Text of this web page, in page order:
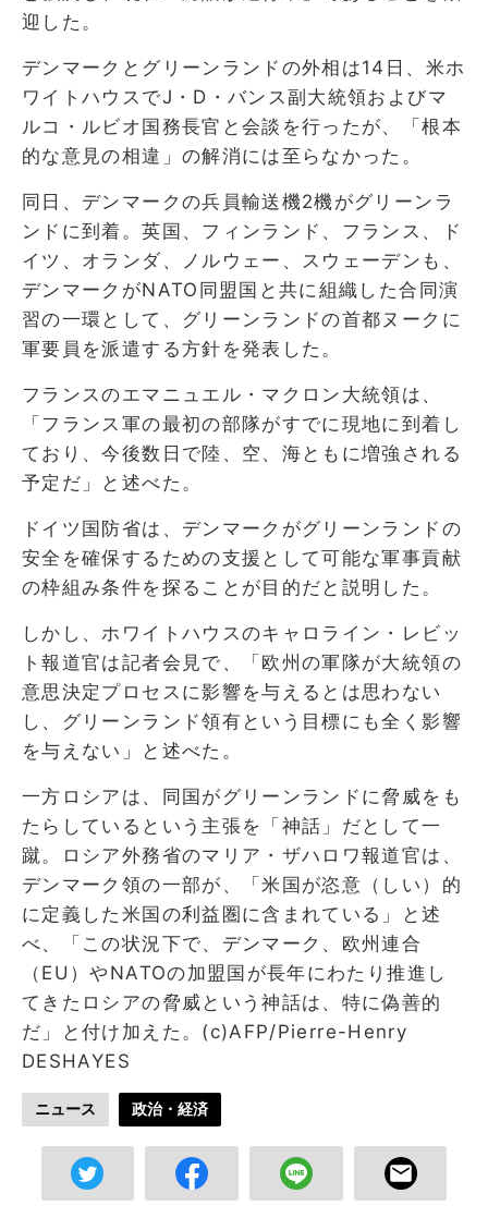
迎した。
デンマークとグリーンランドの外相は14日、米ホ
ワイトハウスでJ・D・バンス副大統領およびマ
ルコ・ルビオ国務長官と会談を行ったが、「根本
的な意見の相違」の解消には至らなかった。
同日、デンマークの兵員輸送機2機がグリーンラ
ンドに到着。英国、フィンランド、フランス、ド
イツ、オランダ、ノルウェー、スウェーデンも、
デンマークがNATO同盟国と共に組織した合同演
習の一環として、グリーンランドの首都ヌークに
軍要員を派遣する方針を発表した。
フランスのエマニュエル・マクロン大統領は、
「フランス軍の最初の部隊がすでに現地に到着し
ており、今後数日で陸、空、海ともに増強される
予定だ」と述べた。
ドイツ国防省は、デンマークがグリーンランドの
安全を確保するための支援として可能な軍事貢献
の枠組み条件を探ることが目的だと説明した。
しかし、ホワイトハウスのキャロライン・レビッ
ト報道官は記者会見で、「欧州の軍隊が大統領の
意思決定プロセスに影響を与えるとは思わない
し、グリーンランド領有という目標にも全く影響
を与えない」と述べた。
一方ロシアは、同国がグリーンランドに脅威をも
たらしているという主張を「神話」だとして一
蹴。ロシア外務省のマリア・ザハロワ報道官は、
デンマーク領の一部が、「米国が恣意（しい）的
に定義した米国の利益圏に含まれている」と述
べ、「この状況下で、デンマーク、欧州連合
（EU）やNATOの加盟国が長年にわたり推進し
てきたロシアの脅威という神話は、特に偽善的
だ」と付け加えた。(c)AFP/Pierre-Henry
DESHAYES
ニュース 政治・経済